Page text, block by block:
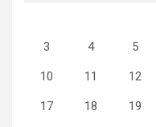
3 4 5
10 11 12
17 18 19